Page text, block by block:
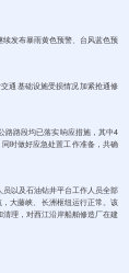
发布暴雨黄色预警、台风蓝色预
通基础设施受损情况加紧抢通修
路路段均已落实响应措施，其中4
时做好应急处置工作准备，共确
以及石油钻井平台工作人员全部
大藤峡、长洲枢纽运行正常。该
理，对西江沿岸船舶修造厂在建